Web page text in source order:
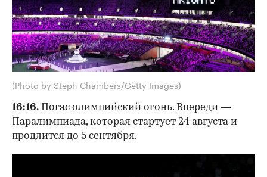
(Photo by Steph Chambers/Getty Images)
16:16. Погас олимпийский огонь. Впереди —
Паралимпиада, которая стартует 24 августа и
продлится до 5 сентября.